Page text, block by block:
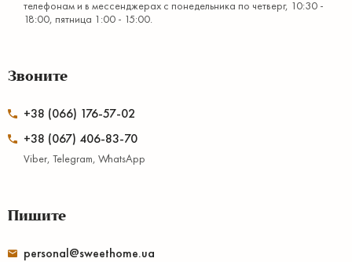
телефонам и в мессенджерах с понедельника по четверг, 10:30 -
18:00, пятница 1:00 - 15:00.
Звоните
+38 (066) 176-57-02
+38 (067) 406-83-70
Viber, Telegram, WhatsApp
Пишите
personal@sweethome.ua